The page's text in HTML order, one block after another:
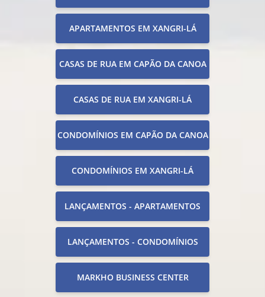
APARTAMENTOS EM XANGRI-LÁ
CASAS DE RUA EM CAPÃO DA CANOA
CASAS DE RUA EM XANGRI-LÁ
CONDOMÍNIOS EM CAPÃO DA CANOA
CONDOMÍNIOS EM XANGRI-LÁ
LANÇAMENTOS - APARTAMENTOS
LANÇAMENTOS - CONDOMÍNIOS
MARKHO BUSINESS CENTER